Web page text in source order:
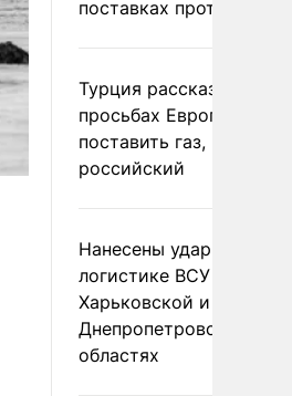
поставках
Турция рассказала о
просьбах Европы
поставить газ, но не
российский
Нанесены удары по
логистике ВСУ в
Харьковской и
Днепропетровской
областях